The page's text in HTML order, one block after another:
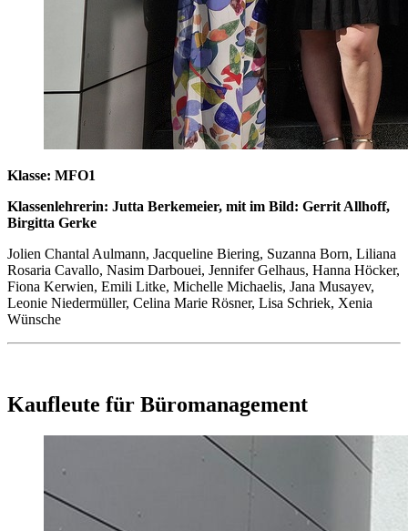
Klasse: MFO1
Klassenlehrerin: Jutta Berkemeier, mit im Bild: Gerrit Allhoff,
Birgitta Gerke
Jolien Chantal Aulmann, Jacqueline Biering, Suzanna Born, Liliana
Rosaria Cavallo, Nasim Darbouei, Jennifer Gelhaus, Hanna Höcker,
Fiona Kerwien, Emili Litke, Michelle Michaelis, Jana Musayev,
Leonie Niedermüller, Celina Marie Rösner, Lisa Schriek, Xenia
Wünsche
Kaufleute für Büromanagement